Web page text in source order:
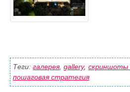
Теги:галерея,gallery, скриншоты
пошаговая стратегия